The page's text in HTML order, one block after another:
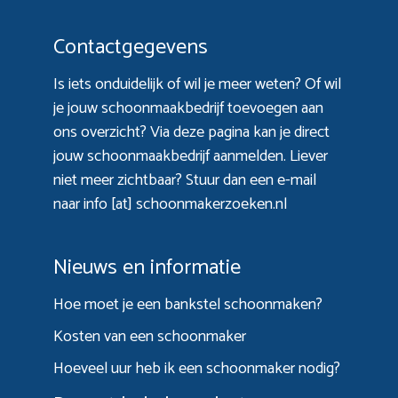
Contactgegevens
Is iets onduidelijk of wil je meer weten? Of wil
je jouw schoonmaakbedrijf toevoegen aan
ons overzicht? Viadeze paginakan je direct
jouw schoonmaakbedrijf aanmelden. Liever
niet meer zichtbaar? Stuur dan een e-mail
naar info [at] schoonmakerzoeken.nl
Nieuws en informatie
Hoe moet je een bankstel schoonmaken?
Kosten van een schoonmaker
Hoeveel uur heb ik een schoonmaker nodig?